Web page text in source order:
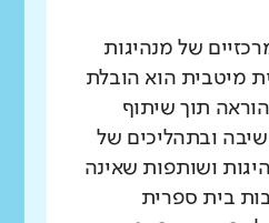
של מנהיגות
מיטבית הוא הובלת
תוך שיתוף
ובתהליכים של
ושותפות שאינה
בית ספרית